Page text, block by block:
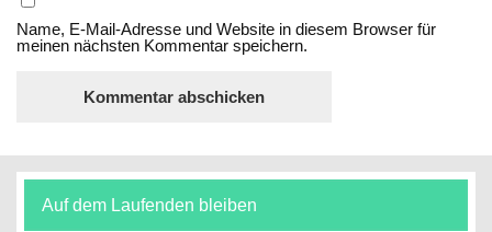
Name, E-Mail-Adresse und Website in diesem Browser für
meinen nächsten Kommentar speichern.
Auf dem Laufenden bleiben